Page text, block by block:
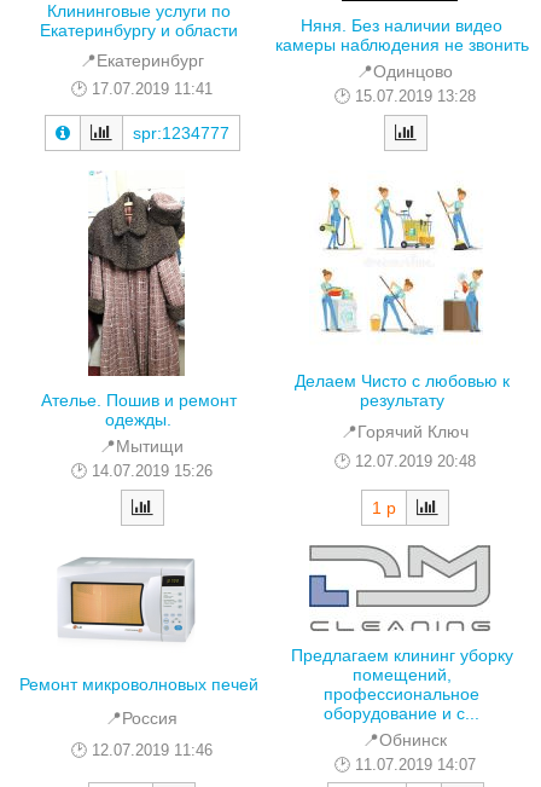
Клининговые услуги по
Екатеринбургу и области
📍Екатеринбург
17.07.2019 11:41
spr:1234777
Няня. Без наличии видео
камеры наблюдения не звонить
📍Одинцово
15.07.2019 13:28
Ателье. Пошив и ремонт
одежды.
📍Мытищи
14.07.2019 15:26
Делаем Чисто с любовью к
результату
📍Горячий Ключ
12.07.2019 20:48
1 р
Ремонт микроволновых печей
📍Россия
12.07.2019 11:46
Предлагаем клининг уборку
помещений,
профессиональное
оборудование и с...
📍Обнинск
11.07.2019 14:07